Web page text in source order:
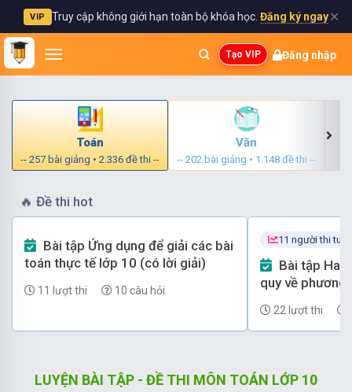
VIP Truy cập không giới hạn toàn bộ khóa học. Đăng ký ngay✕
Tạo VIP Đăng nhập
Toán
-- 257 bài giảng • 2.336 đề thi --
Văn
-- 202 bài giảng • 1.148 đề thi --
🔥 Đề thi hot
toán thực tế lớp 10 (có lời giải)
11 lượt thi 10 câu hỏi
11 người thi
quy về
22 lượt thi
LUYỆN BÀI TẬP - ĐỀ THI MÔN TOÁN LỚP 10